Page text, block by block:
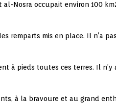
Nosra occupait environ 100
remparts mis en place. Il n’a
à pieds toutes ces terres. Il
à la bravoure et au grand